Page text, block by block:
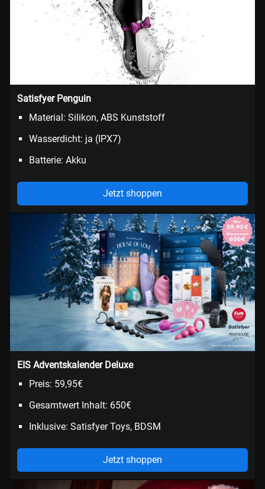
Satisfyer Penguin
Material: Silikon, ABS Kunststoff
Wasserdicht: ja (IPX7)
Batterie: Akku
Jetzt shoppen
EIS Adventskalender Deluxe
Preis: 59,95€
Gesamtwert Inhalt: 650€
Inklusive: Satisfyer Toys, BDSM
Jetzt shoppen